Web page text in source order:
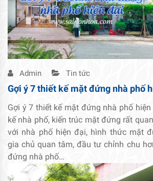
Admin Tin tức
Gợi ý 7 thiết kế mặt đứng nhà phố
Gợi ý 7 thiết kế mặt đứng nhà phố
kế nhà phố, kiến trúc mặt đứng rất
với nhà phố hiện đại, hình thức mặt
gia chủ quan tâm, đầu tư chỉnh chu
đứng nhà phố…